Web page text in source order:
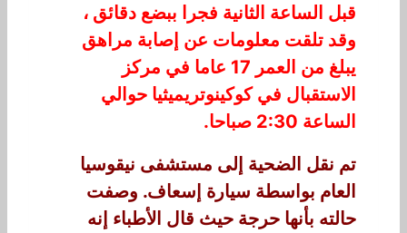
قبل الساعة الثانية فجرا ببضع دقائق ،
وقد تلقت معلومات عن إصابة مراهق
يبلغ من العمر 17 عاما في مركز
الاستقبال في كوكينوتريميثيا حوالي
الساعة 2:30 صباحا.
تم نقل الضحية إلى مستشفى نيقوسيا
العام بواسطة سيارة إسعاف. وصفت
حالته بأنها حرجة حيث قال الأطباء إنه